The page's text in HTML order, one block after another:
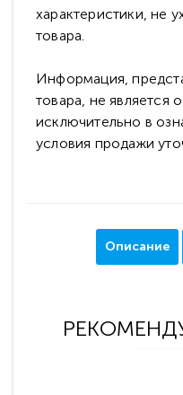
характеристики, не
товара.
Информация,
товара, не является
исключительно в
условия продажи
Описание